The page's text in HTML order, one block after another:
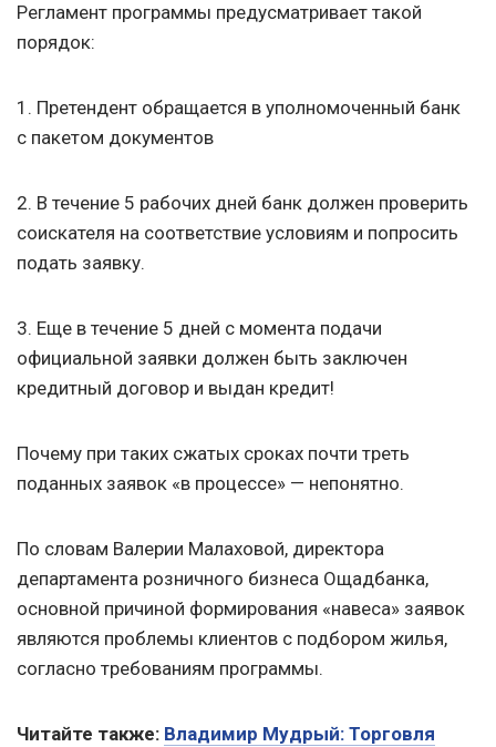
Регламент программы предусматривает такой
порядок:
1. Претендент обращается в уполномоченный банк
с пакетом документов
2. В течение 5 рабочих дней банк должен проверить
соискателя на соответствие условиям и попросить
подать заявку.
3. Еще в течение 5 дней с момента подачи
официальной заявки должен быть заключен
кредитный договор и выдан кредит!
Почему при таких сжатых сроках почти треть
поданных заявок «в процессе» — непонятно.
По словам Валерии Малаховой, директора
департамента розничного бизнеса Ощадбанка,
основной причиной формирования «навеса» заявок
являются проблемы клиентов с подбором жилья,
согласно требованиям программы.
Читайте также: Владимир Мудрый: Торговля